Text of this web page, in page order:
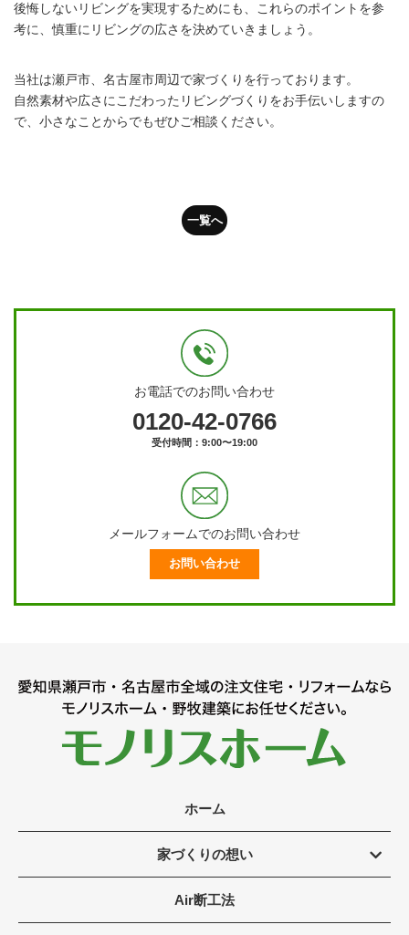
後悔しないリビングを実現するためにも、これらのポイントを参
考に、慎重にリビングの広さを決めていきましょう。
当社は瀬戸市、名古屋市周辺で家づくりを行っております。
自然素材や広さにこだわったリビングづくりをお手伝いしますの
で、小さなことからでもぜひご相談ください。
一覧へ
お電話でのお問い合わせ
0120-42-0766
受付時間：9:00〜19:00
メールフォームでのお問い合わせ
お問い合わせ
ホーム
家づくりの想い
Air断工法